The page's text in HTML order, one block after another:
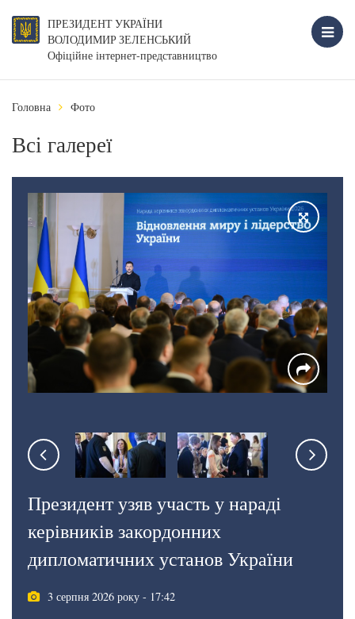
ПРЕЗИДЕНТ УКРАЇНИ
ВОЛОДИМИР ЗЕЛЕНСЬКИЙ
Офіційне інтернет-представництво
Головна Фото
Всі галереї
Президент узяв участь у нараді
керівників закордонних
дипломатичних установ України
3 серпня 2026 року - 17:42